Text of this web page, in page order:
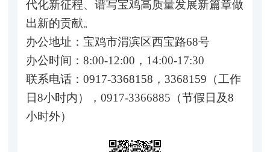
代化新征程、谱写宝鸡高质量发展新篇章做
出新的贡献。
办公地址：宝鸡市渭滨区西宝路68号
办公时间：8:00-12:00，14:00-17:30
联系电话：0917-3368158，3368159（工作
日8小时内），0917-3366885（节假日及8
小时外）